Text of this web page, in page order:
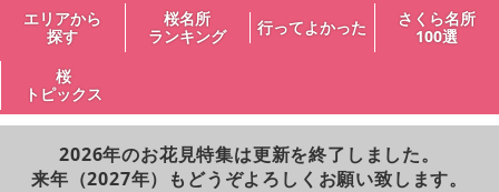
エリアから
探す
桜名所
ランキング
行ってよかった
さくら名所
100選
桜
トピックス
2026年のお花見特集は更新を終了しました。
来年（2027年）もどうぞよろしくお願い致します。